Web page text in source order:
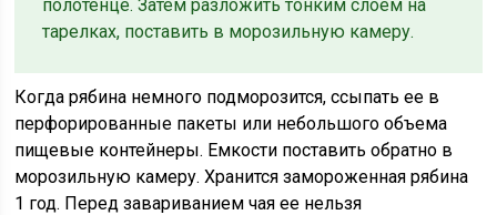
полотенце. Затем разложить тонким слоем на
тарелках, поставить в морозильную камеру.
Когда рябина немного подморозится, ссыпать ее в
перфорированные пакеты или небольшого объема
пищевые контейнеры. Емкости поставить обратно в
морозильную камеру. Хранится замороженная рябина
1 год. Перед завариванием чая ее нельзя